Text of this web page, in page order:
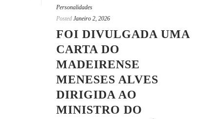
Personalidades
Posted Janeiro 2, 2026
FOI DIVULGADA UMA
CARTA DO
MADEIRENSE
MENESES ALVES
DIRIGIDA AO
MINISTRO DO